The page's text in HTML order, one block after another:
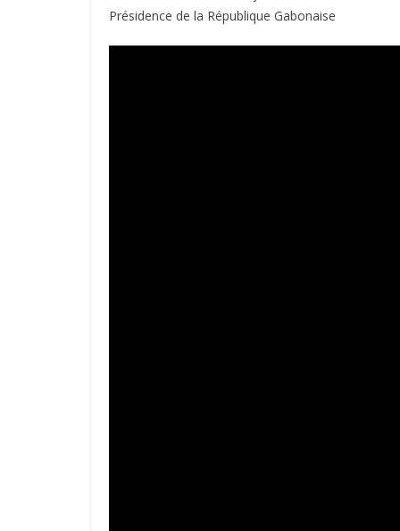
Présidence de la République Gabonaise